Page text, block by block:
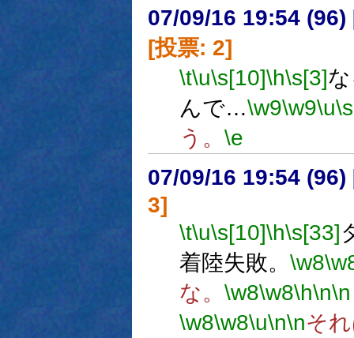
07/09/16 19:54 (96)
[投票: 2]
\t\u\s[10]\h\s[3]
んで…\w9\w9\u
う。 \e
07/09/16 19:54 (96)
3]
\t\u\s[10]\h\s[33]
着陸失敗。 \w8
な。 \w8\w8\h\n\n
\w8\w8\u\n\nそ